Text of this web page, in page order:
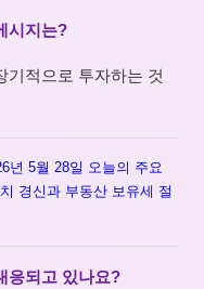
시지는?
기적으로 투자하는 것
년 5월 28일 오늘의 주요
경신과 부동산 보유세 절
응되고 있나요?